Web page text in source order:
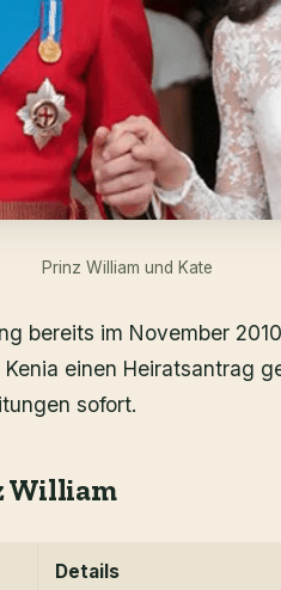
Prinz William und Kate
bereits im November
einen Heiratsantrag
sofort.
William
Details